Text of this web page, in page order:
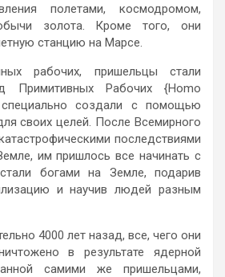
полетами, космодромом,
золота. Кроме того, они
станцию на Марсе.
рабочих, пришельцы стали
Примитивных Рабочих {Homo
создали с помощью
своих целей. После Всемирного
последствиями
им пришлось все начинать с
богами на Земле, подарив
и научив людей разным
4000 лет назад, все, чего они
в результате ядерной
самими же пришельцами,